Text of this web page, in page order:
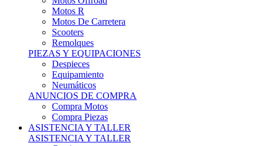
Motos R
Motos De Carretera
Scooters
Remolques
PIEZAS Y EQUIPACIONES
Despieces
Equipamiento
Neumáticos
ANUNCIOS DE COMPRA
Compra Motos
Compra Piezas
ASISTENCIA Y TALLER
ASISTENCIA Y TALLER